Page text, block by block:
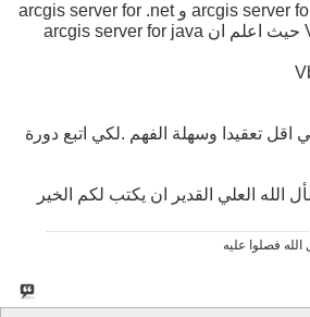
أي من التطبيقات arcgis server for java و arcgis server for .net
يدعم اللغات #c وVb.net حيث اعلم ان arcgis server for java
اقل تعقيدا وسهلة الفهم .لكي اتبع دورة
العلي القدير ان يكتب لكم الخير
فصلوا عليه